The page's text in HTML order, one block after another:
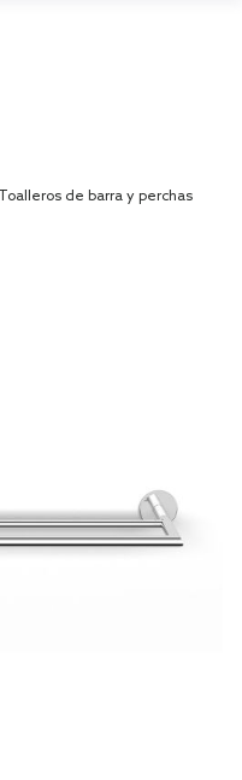
Toalleros de barra y perchas